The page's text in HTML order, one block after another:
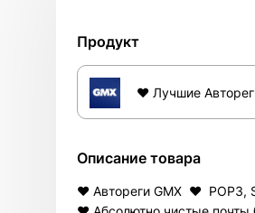
Продукт
❤️ Лучшие
Описание товара
❤️ Автореги GMX ♥ POP3,